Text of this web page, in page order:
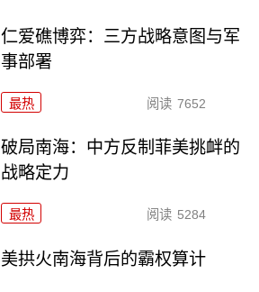
仁爱礁博弈：三方战略意图与军
事部署
最热 阅读 7652
破局南海：中方反制菲美挑衅的
战略定力
最热 阅读 5284
美拱火南海背后的霸权算计